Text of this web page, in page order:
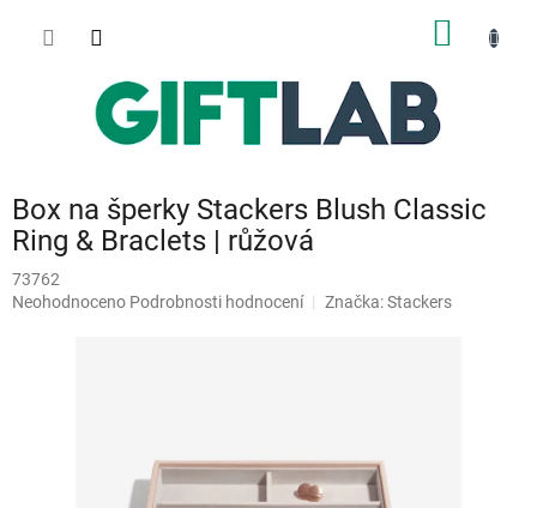
Box na šperky Stackers Blush Classic
Ring & Braclets | růžová
73762
Průměrné
Neohodnoceno Podrobnosti hodnocení Značka:Stackers